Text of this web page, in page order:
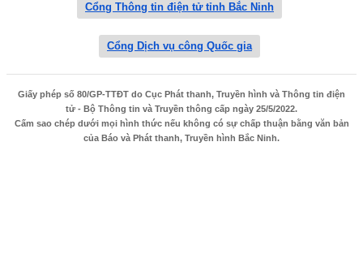
Cổng Thông tin điện tử tỉnh Bắc Ninh
Cổng Dịch vụ công Quốc gia
Giấy phép số 80/GP-TTĐT do Cục Phát thanh, Truyền hình và Thông tin điện
tử - Bộ Thông tin và Truyền thông cấp ngày 25/5/2022.
Cấm sao chép dưới mọi hình thức nếu không có sự chấp thuận bằng văn bản
của Báo và Phát thanh, Truyền hình Bắc Ninh.